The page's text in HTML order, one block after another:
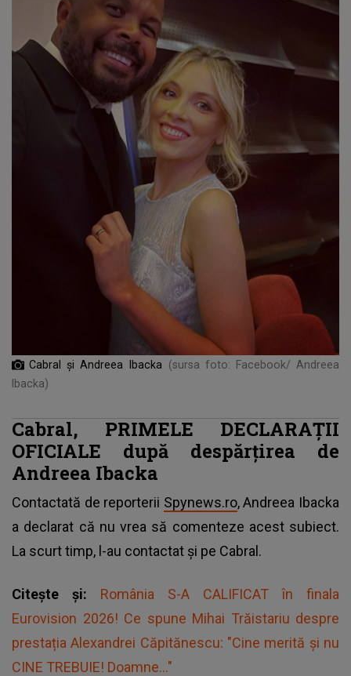
Cabral și Andreea Ibacka
(sursa foto: Facebook/ Andreea
Ibacka)
Cabral, PRIMELE DECLARAȚII
OFICIALE după despărțirea de
Andreea Ibacka
Contactată de reporterii Spynews.ro, Andreea Ibacka
a declarat că nu vrea să comenteze acest subiect.
La scurt timp, l-au contactat și pe Cabral.
Citește și: România S-A CALIFICAT în finala
Eurovision 2026! Ce spune Mihai Trăistariu despre
prestația Alexandrei Căpitănescu: "Cine merită și nu
CINE TREBUIE! Doamne..."